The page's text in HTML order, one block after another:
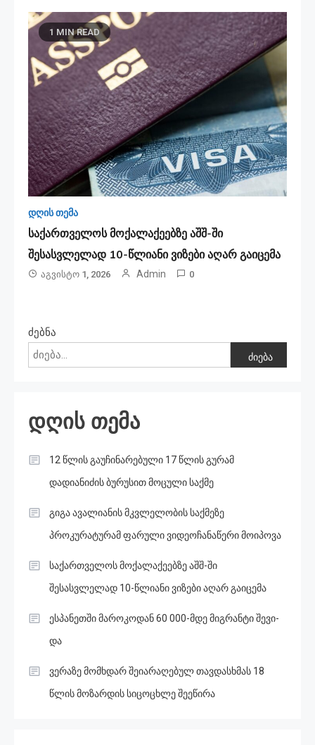
1 MIN READ
დღის თემა
საქართველოს მოქალაქეებზე აშშ-ში
შესასვლელად 10-წლიანი ვიზები აღარ გაიცემა
Აგვისტო 1, 2026 Admin 0
ძებნა
ძიება
დღის თემა
12 წლის გაუჩინარებული 17 წლის გურამ
დადიანიძის ბურუსით მოცული საქმე
გიგა ავალიანის მკვლელობის საქმეზე
პროკურატურამ ფარული ვიდეოჩანაწერი მოიპოვა
საქართველოს მოქალაქეებზე აშშ-ში
შესასვლელად 10-წლიანი ვიზები აღარ გაიცემა
ესპანეთში მა­რო­კო­დან 60 000-მდე მიგ­რან­ტი შე­ვი­
და
ვერაზე მომხდარ შეიარაღებულ თავდასხმას 18
წლის მოზარდის სიცოცხლე შეეწირა